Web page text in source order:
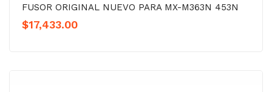
FUSOR ORIGINAL NUEVO PARA MX-M363N 453N
$17,433.00